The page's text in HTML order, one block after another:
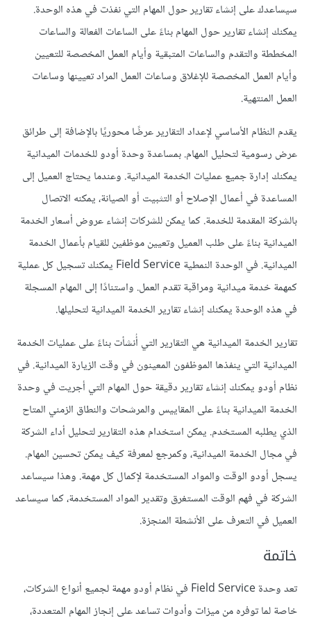
سيساعدك على إنشاء تقارير حول المهام التي نفذت في هذه الوحدة.
يمكنك إنشاء تقارير حول المهام بناءً على الساعات الفعالة والساعات
المخططة والتقدم والساعات المتبقية وأيام العمل المخصصة للتعيين
وأيام العمل المخصصة للإغلاق وساعات العمل المراد تعيينها وساعات
العمل المنتهية.
يقدم النظام الأساسي لإعداد التقارير عرضًا محوريًا بالإضافة إلى طرائق
عرض رسومية لتحليل المهام. بمساعدة وحدة أودو للخدمات الميدانية
يمكنك إدارة جميع عمليات الخدمة الميدانية. وعندما يحتاج العميل إلى
المساعدة في أعمال الإصلاح أو التثبيت أو الصيانة، يمكنه الاتصال
بالشركة المقدمة للخدمة. كما يمكن للشركات إنشاء عروض أسعار الخدمة
الميدانية بناءً على طلب العميل وتعيين موظفين للقيام بأعمال الخدمة
الميدانية. في الوحدة النمطية Field Service يمكنك تسجيل كل عملية
كمهمة خدمة ميدانية ومراقبة تقدم العمل. واستنادًا إلى المهام المسجلة
في هذه الوحدة يمكنك إنشاء تقارير الخدمة الميدانية لتحليلها.
تقارير الخدمة الميدانية هي التقارير التي أُنشأت بناءً على عمليات الخدمة
الميدانية التي ينفذها الموظفون المعينون في وقت الزيارة الميدانية. في
نظام أودو يمكنك إنشاء تقارير دقيقة حول المهام التي أجريت في وحدة
الخدمة الميدانية بناءً على المقاييس والمرشحات والنطاق الزمني المتاح
الذي يطلبه المستخدم. يمكن استخدام هذه التقارير لتحليل أداء الشركة
في مجال الخدمة الميدانية، وكمرجع لمعرفة كيف يمكن تحسين المهام.
يسجل أودو الوقت والمواد المستخدمة لإكمال كل مهمة. وهذا سيساعد
الشركة في فهم الوقت المستغرق وتقدير المواد المستخدمة، كما سيساعد
العميل في التعرف على الأنشطة المنجزة.
خاتمة
تعد وحدة Field Service في نظام أودو مهمة لجميع أنواع الشركات،
خاصة لما توفره من ميزات وأدوات تساعد على إنجاز المهام المتعددة،